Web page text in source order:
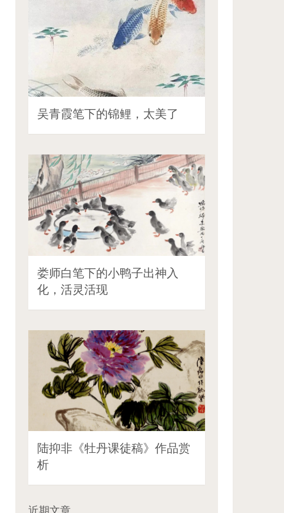
吴青霞笔下的锦鲤，太美了
娄师白笔下的小鸭子出神入
化，活灵活现
陆抑非《牡丹课徒稿》作品赏
析